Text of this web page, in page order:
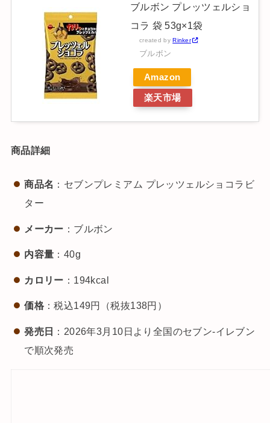
ブルボン プレッツェルショ
コラ 袋 53g×1袋
created byRinker
ブルボン
Amazon
楽天市場
商品詳細
商品名 ：セブンプレミアム プレッツェルショコラビ
ター
メーカー ：ブルボン
内容量 ：40g
カロリー ：194kcal
価格：税込149円（税抜138円）
発売日 ：2026年3月10日より全国のセブン-イレブン
で順次発売